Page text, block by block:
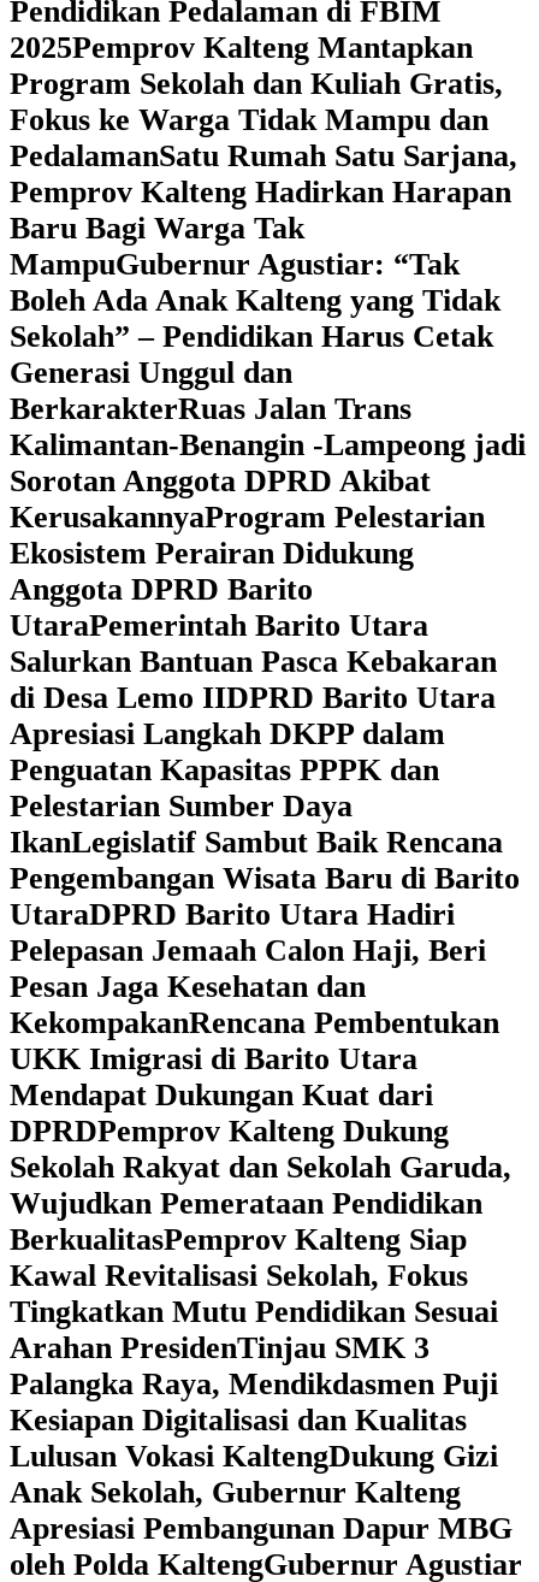
Pendidikan Pedalaman di FBIM
2025‎Pemprov Kalteng Mantapkan
Program Sekolah dan Kuliah Gratis,
Fokus ke Warga Tidak Mampu dan
Pedalaman‎Satu Rumah Satu Sarjana,
Pemprov Kalteng Hadirkan Harapan
Baru Bagi Warga Tak
Mampu‎Gubernur Agustiar: “Tak
Boleh Ada Anak Kalteng yang Tidak
Sekolah” – Pendidikan Harus Cetak
Generasi Unggul dan
BerkarakterRuas Jalan Trans
Kalimantan-Benangin -Lampeong jadi
Sorotan Anggota DPRD Akibat
KerusakannyaProgram Pelestarian
Ekosistem Perairan Didukung
Anggota DPRD Barito
UtaraPemerintah Barito Utara
Salurkan Bantuan Pasca Kebakaran
di Desa Lemo IIDPRD Barito Utara
Apresiasi Langkah DKPP dalam
Penguatan Kapasitas PPPK dan
Pelestarian Sumber Daya
IkanLegislatif Sambut Baik Rencana
Pengembangan Wisata Baru di Barito
UtaraDPRD Barito Utara Hadiri
Pelepasan Jemaah Calon Haji, Beri
Pesan Jaga Kesehatan dan
KekompakanRencana Pembentukan
UKK Imigrasi di Barito Utara
Mendapat Dukungan Kuat dari
DPRD‎Pemprov Kalteng Dukung
Sekolah Rakyat dan Sekolah Garuda,
Wujudkan Pemerataan Pendidikan
Berkualitas‎Pemprov Kalteng Siap
Kawal Revitalisasi Sekolah, Fokus
Tingkatkan Mutu Pendidikan Sesuai
Arahan Presiden‎Tinjau SMK 3
Palangka Raya, Mendikdasmen Puji
Kesiapan Digitalisasi dan Kualitas
Lulusan Vokasi Kalteng‎Dukung Gizi
Anak Sekolah, Gubernur Kalteng
Apresiasi Pembangunan Dapur MBG
oleh Polda Kalteng‎Gubernur Agustiar